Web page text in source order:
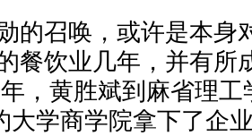
的召唤，或许是本身
餐饮业几年，并有所
，黄胜斌到麻省理
大学商学院拿下了企